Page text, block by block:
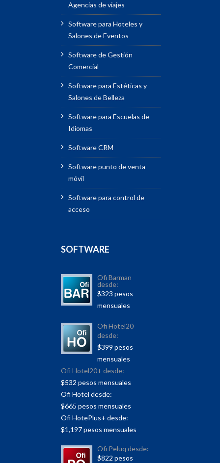
Agencias de viajes
Software para Hoteles y
Salones de Eventos
Software de Gestión
Comercial
Software para Estéticas y
Salones de Belleza
Software para Escuelas de
Idiomas
Software CRM
Software punto de venta
móvil
Software para control de
acceso
SOFTWARE
Ofi Barman
desde:
$323 pesos
mensuales
Ofi Hotel20
desde:
$399 pesos
mensuales
Ofi Hotel20+ desde:
$532 pesos mensuales
Ofi Hotel desde:
$665 pesos mensuales
Ofi HotePlus+ desde:
$1,197 pesos mensuales
Ofi Peluq desde:
$822 pesos